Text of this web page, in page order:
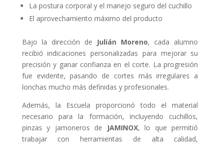
La postura corporal y el manejo seguro del cuchillo
El aprovechamiento máximo del producto
Bajo la dirección de Julián Moreno, cada alumno
recibió indicaciones personalizadas para mejorar su
precisión y ganar confianza en el corte. La progresión
fue evidente, pasando de cortes más irregulares a
lonchas mucho más definidas y profesionales.
Además, la Escuela proporcionó todo el material
necesario para la formación, incluyendo cuchillos,
pinzas y jamoneros de
JAMINOX, lo que permitió
trabajar con herramientas de alta calidad,